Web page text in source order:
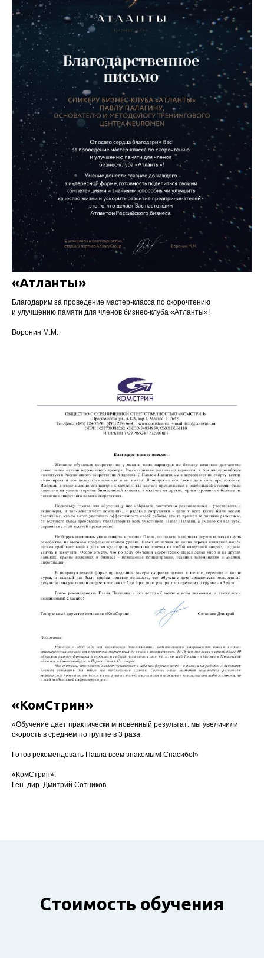
«Атланты»
Благодарим за проведение мастер-класса по скорочтению
и улучшению памяти для членов бизнес-клуба «Атланты»!
Воронин М.М.
«КомСтрин»
«Обучение дает практически мгновенный результат: мы увеличили
скорость в среднем по группе в 3 раза.
Готов рекомендовать Павла всем знакомым! Спасибо!»
«КомСтрин».
Ген. дир. Дмитрий Сотников
Стоимость обучения